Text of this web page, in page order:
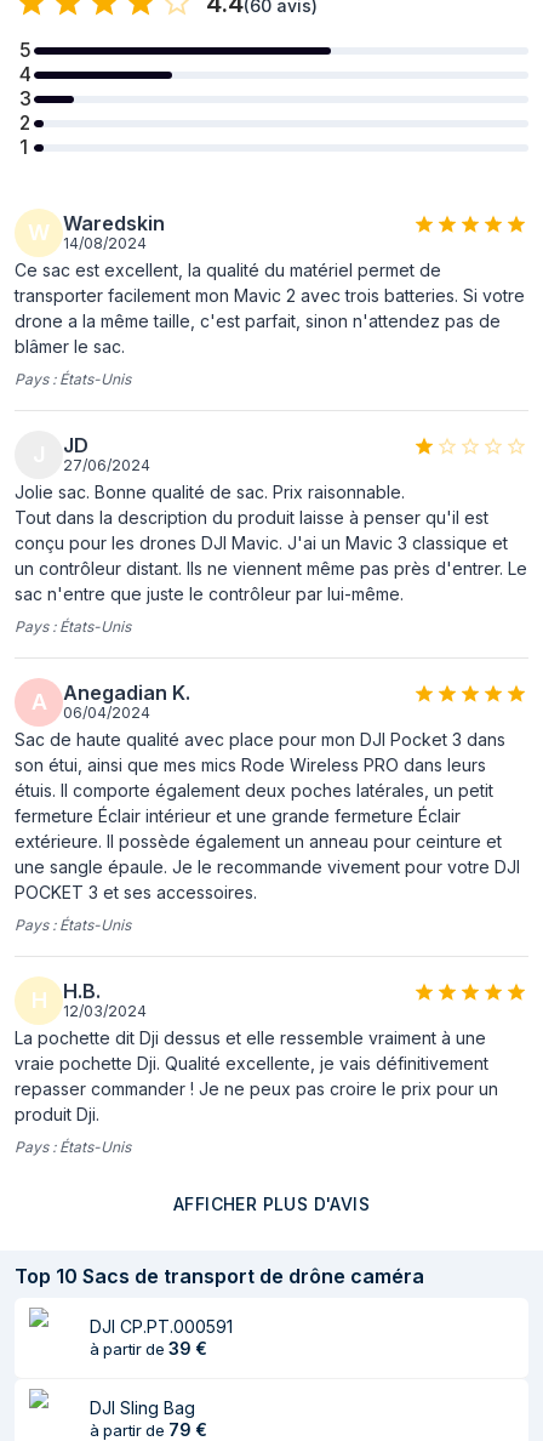
Poids et dimensions
Largeur
Hauteur
Poids
Contenu de l'emballage
(60 avis)
5
4
3
2
1
W Waredskin
14/08/2024
Ce sac est excellent, la qualité du matériel permet de
transporter facilement mon Mavic 2 avec trois batteries. Si votre
drone a la même taille, c'est parfait, sinon n'attendez pas de
blâmer le sac.
Pays : États-Unis
JD
27/06/2024
Jolie sac. Bonne qualité de sac. Prix raisonnable.
Tout dans la description du produit laisse à penser qu'il est
conçu pour les drones DJI Mavic. J'ai un Mavic 3 classique et
un contrôleur distant. Ils ne viennent même pas près d'entrer. Le
sac n'entre que juste le contrôleur par lui-même.
Pays : États-Unis
A Anegadian K.
06/04/2024
Sac de haute qualité avec place pour mon DJI Pocket 3 dans
son étui, ainsi que mes mics Rode Wireless PRO dans leurs
étuis. Il comporte également deux poches latérales, un petit
fermeture Éclair intérieur et une grande fermeture Éclair
extérieure. Il possède également un anneau pour ceinture et
une sangle épaule. Je le recommande vivement pour votre DJI
POCKET 3 et ses accessoires.
Pays : États-Unis
H H.B.
12/03/2024
La pochette dit Dji dessus et elle ressemble vraiment à une
vraie pochette Dji. Qualité excellente, je vais définitivement
repasser commander ! Je ne peux pas croire le prix pour un
produit Dji.
Pays : États-Unis
AFFICHER PLUS D'AVIS
Top 10 Sacs de transport de drône caméra
DJI CP.PT.000591
à partir de 39 €
DJI Sling Bag
à partir de 79 €